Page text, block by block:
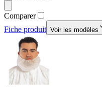
Comparer
Fiche produit Voir les modèles